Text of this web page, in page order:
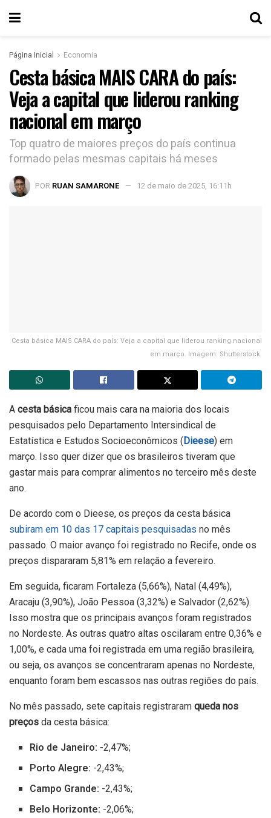
Página Inicial Economia
Cesta básica MAIS CARA do país:
Veja a capital que liderou ranking
nacional em março
Top quatro de maiores preços do país continua
formado pelas mesmas capitais há meses
POR RUAN SAMARONE 12 de maio de 2025, 16:11h
Cesta básica MAIS CARA do país: Veja a capital que liderou ranking nacional
em março. Imagem: Shutterstock.
A cesta básica ficou mais cara na maioria dos locais
pesquisados pelo Departamento Intersindical de
Estatística e Estudos Socioeconômicos (Dieese) em
março. Isso quer dizer que os brasileiros tiveram que
gastar mais para comprar alimentos no terceiro mês deste
ano.
De acordo com o Dieese, os preços da cesta básica
subiram em 10 das 17 capitais pesquisadas no mês
passado. O maior avanço foi registrado no Recife, onde os
preços dispararam 5,81% em relação a fevereiro.
Em seguida, ficaram Fortaleza (5,66%), Natal (4,49%),
Aracaju (3,90%), João Pessoa (3,32%) e Salvador (2,62%).
Isso mostra que os principais avanços foram registrados
no Nordeste. As outras quatro altas oscilaram entre 0,36% e
1,00%, e cada uma foi registrada em uma região brasileira,
ou seja, os avanços se concentraram apenas no Nordeste,
enquanto foram bem escassos nas outras regiões do país.
No mês passado, sete capitais registraram queda nos
preços da cesta básica:
Rio de Janeiro: -2,47%;
Porto Alegre: -2,43%;
Campo Grande: -2,43%;
Belo Horizonte: -2,06%;